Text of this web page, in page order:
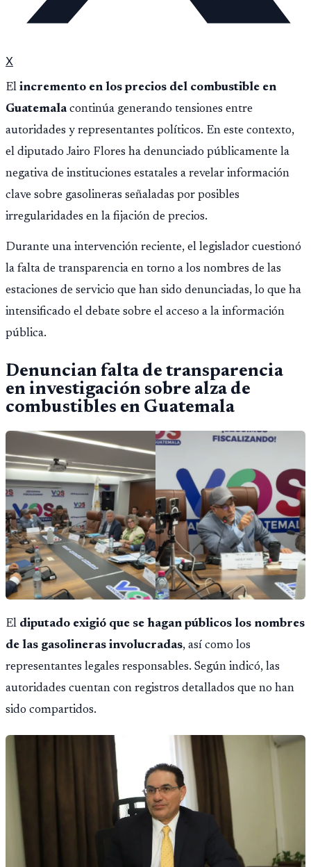
X
El incremento en los precios del combustible en
Guatemalacontinúa generando tensiones entre
autoridades y representantes políticos. En este contexto,
el diputado Jairo Flores ha denunciado públicamente la
negativa de instituciones estatales a revelar información
clave sobre gasolineras señaladas por posibles
irregularidades en la fijación de precios.
Durante una intervención reciente, el legislador cuestionó
la falta de transparencia en torno a los nombres de las
estaciones de servicio que han sido denunciadas, lo que ha
intensificado el debate sobre el acceso a la información
pública.
Denuncian falta de transparencia
en investigación sobre alza de
combustibles en Guatemala
El diputado exigió que se hagan públicos los nombres
de las gasolineras involucradas, así como los
representantes legales responsables. Según indicó, las
autoridades cuentan con registros detallados que no han
sido compartidos.